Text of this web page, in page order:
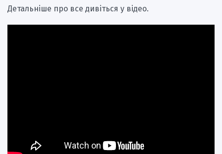
Детальніше про все дивіться у відео.